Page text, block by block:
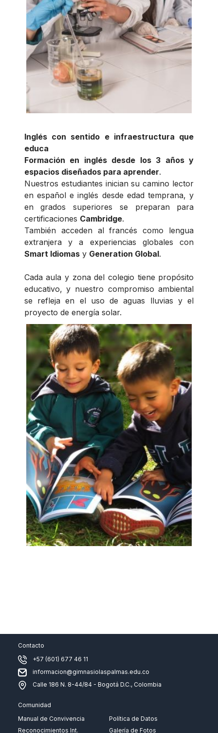
Inglés con sentido e infraestructura que
educa
Formación en inglés desde los 3 años y
espacios diseñados para aprender.
Nuestros estudiantes inician su camino lector
en español e inglés desde edad temprana, y
en grados superiores se preparan para
certificaciones Cambridge.
También acceden al francés como lengua
extranjera y a experiencias globales con
Smart Idiomasy Generation Global.
Cada aula y zona del colegio tiene propósito
educativo, y nuestro compromiso ambiental
se refleja en el uso de aguas lluvias y el
proyecto de energía solar.
Contacto
+57 (601) 677 46 11
informacion@gimnasiolaspalmas.edu.co
Calle 186 N. 8-44/84 - Bogotá D.C., Colombia
Comunidad
Manual de Convivencia
Política de Datos
Reconocimientos Int.
Galería de Fotos